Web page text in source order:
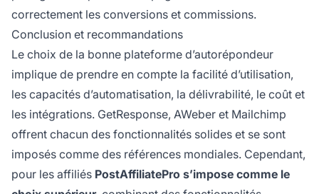
correctement les conversions et commissions.
Conclusion et recommandations
Le choix de la bonne plateforme d’autorépondeur
implique de prendre en compte la facilité d’utilisation,
les capacités d’automatisation, la délivrabilité, le coût et
les intégrations. GetResponse, AWeber et Mailchimp
offrent chacun des fonctionnalités solides et se sont
imposés comme des références mondiales. Cependant,
pour les affiliés PostAffiliatePro s’impose comme le